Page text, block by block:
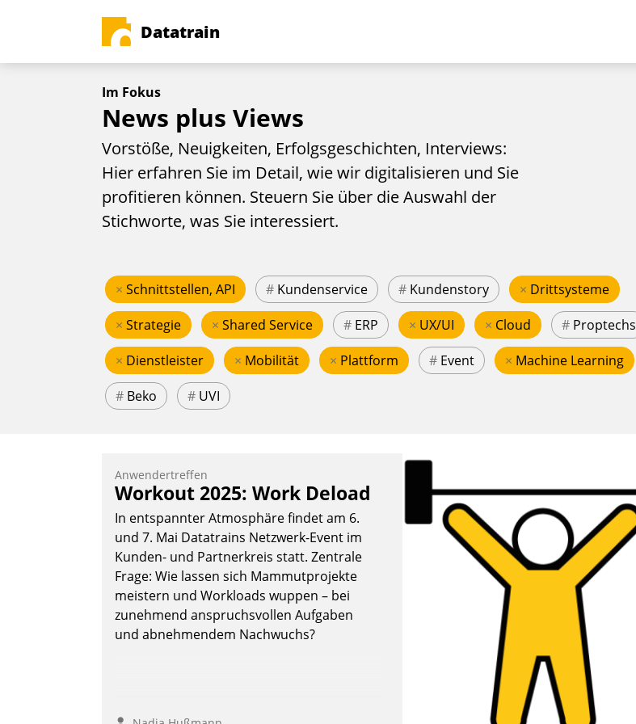
Datatrain
Im Fokus
News plus Views
Vorstöße, Neuigkeiten, Erfolgsgeschichten, Interviews:
Hier erfahren Sie im Detail, wie wir digitalisieren und Sie
profitieren können. Steuern Sie über die Auswahl der
Stichworte, was Sie interessiert.
× Schnittstellen, API # Kundenservice # Kundenstory × Drittsysteme
× Strategie × Shared Service # ERP × UX/UI × Cloud # Proptechs
× Dienstleister × Mobilität × Plattform # Event × Machine Learning
# Beko # UVI
Anwendertreffen
Workout 2025: Work Deload
In entspannter Atmosphäre findet am 6.
und 7. Mai Datatrains Netzwerk-Event im
Kunden- und Partnerkreis statt. Zentrale
Frage: Wie lassen sich Mammutprojekte
meistern und Workloads wuppen – bei
zunehmend anspruchsvollen Aufgaben
und abnehmendem Nachwuchs?